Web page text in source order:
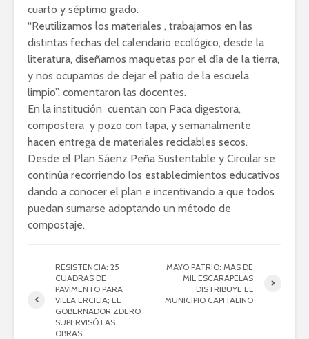
cuarto y séptimo grado.
“Reutilizamos los materiales , trabajamos en las
distintas fechas del calendario ecológico, desde la
literatura, diseñamos maquetas por el día de la tierra,
y nos ocupamos de dejar el patio de la escuela
limpio”, comentaron las docentes.
En la institución cuentan con Paca digestora,
compostera y pozo con tapa, y semanalmente
hacen entrega de materiales reciclables secos.
Desde el Plan Sáenz Peña Sustentable y Circular se
continúa recorriendo los establecimientos educativos
dando a conocer el plan e incentivando a que todos
puedan sumarse adoptando un método de
compostaje.
RESISTENCIA: 25
CUADRAS DE
PAVIMENTO PARA
VILLA ERCILIA; EL
GOBERNADOR ZDERO
SUPERVISÓ LAS
OBRAS
MAYO PATRIO: MAS DE
MIL ESCARAPELAS
DISTRIBUYE EL
MUNICIPIO CAPITALINO